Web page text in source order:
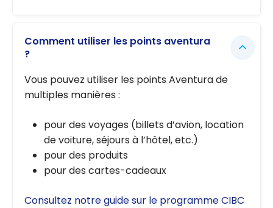
Comment utiliser les points aventura
?
Vous pouvez utiliser les points Aventura de
multiples manières :
pour des voyages (billets d’avion, location
de voiture, séjours à l’hôtel, etc.)
pour des produits
pour des cartes-cadeaux
Consultez notre guide sur le programme CIBC